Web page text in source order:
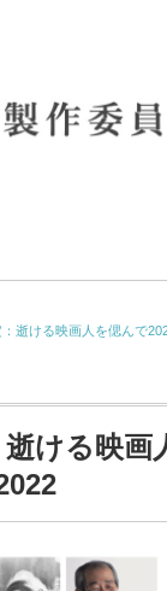
：逝ける映画人を偲んで
ける映画